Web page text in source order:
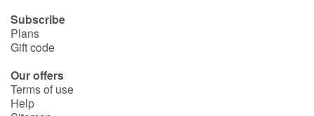
Subscribe
Plans
Gift code
Our offers
Terms of use
Help